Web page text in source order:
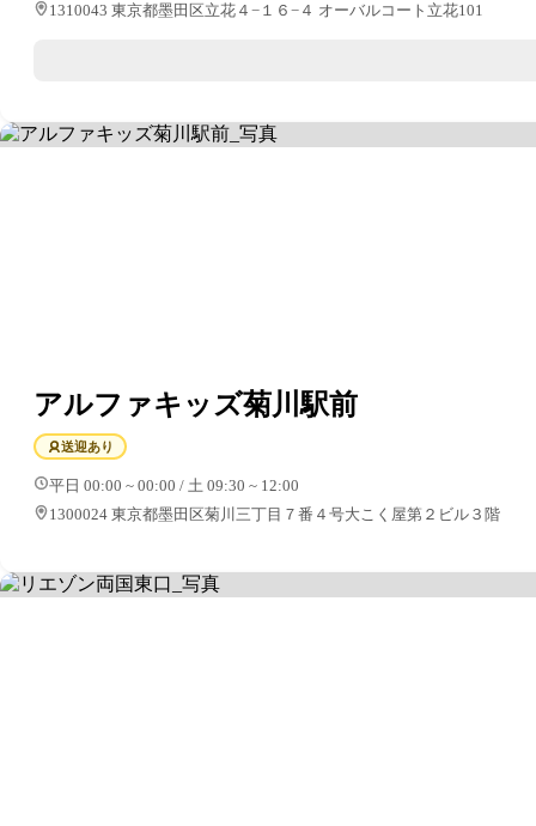
1310043 東京都墨田区立花４−１６−４ オーバルコート立花101
アルファキッズ菊川駅前
送迎あり
平日 00:00 ~ 00:00 / 土 09:30 ~ 12:00
1300024 東京都墨田区菊川三丁目７番４号大こく屋第２ビル３階